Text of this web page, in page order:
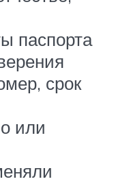
паспорта
срок
или